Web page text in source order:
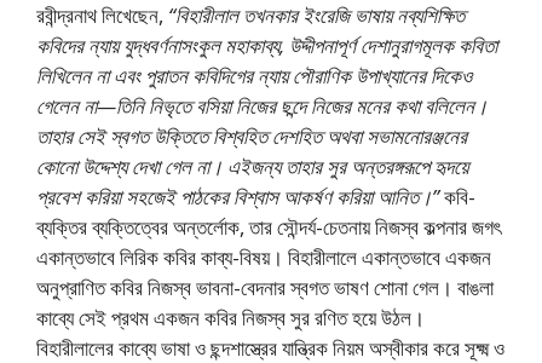
রবীন্দ্রনাথ লিখেছেন, “বিহারীলাল তখনকার ইংরেজি ভাষায় নব্যশিক্ষিত
কবিদের ন্যায় যুদ্ধবর্ণনাসংকুল মহাকাব্য, উদ্দীপনাপূর্ণ দেশানুরাগমূলক কবিতা
লিখিলেন না এবং পুরাতন কবিদিগের ন্যায় পৌরাণিক উপাখ্যানের দিকেও
গেলেন না—তিনি নিভৃতে বসিয়া নিজের ছন্দে নিজের মনের কথা বলিলেন।
তাহার সেই স্বগত উক্তিতে বিশ্বহিত দেশহিত অথবা সভামনােরঞ্জনের
কোনাে উদ্দেশ্য দেখা গেল না। এইজন্য তাহার সুর অন্তরঙ্গরূপে হৃদয়ে
প্রবেশ করিয়া সহজেই পাঠকের বিশ্বাস আকর্ষণ করিয়া আনিত।”কবি-
ব্যক্তির ব্যক্তিত্বের অন্তর্লোক, তার সৌন্দর্য-চেতনায় নিজস্ব কল্পনার জগৎ
একান্তভাবে লিরিক কবির কাব্য-বিষয়। বিহারীলালে একান্তভাবে একজন
অনুপ্রাণিত কবির নিজস্ব ভাবনা-বেদনার স্বগত ভাষণ শােনা গেল। বাঙলা
কাব্যে সেই প্রথম একজন কবির নিজস্ব সুর রণিত হয়ে উঠল।
বিহারীলালের কাব্যে ভাষা ও ছন্দশাস্ত্রের যান্ত্রিক নিয়ম অস্বীকার করে সূক্ষ্ম ও